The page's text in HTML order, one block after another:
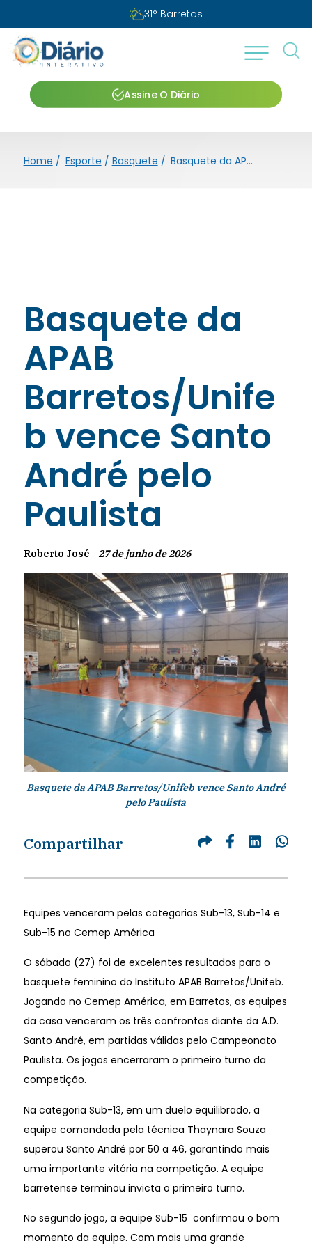
31°Barretos
Assine O Diário
Home / Esporte / Basquete / Basquete da APAB Barretos/Unifeb vence Santo André pelo Paulista
Basquete da
APAB
Barretos/Unife
b vence Santo
André pelo
Paulista
Roberto José - 27 de junho de 2026
Basquete da APAB Barretos/Unifeb vence Santo André
pelo Paulista
Compartilhar
Equipes venceram pelas categorias Sub-13, Sub-14 e
Sub-15 no Cemep América
O sábado (27) foi de excelentes resultados para o
basquete feminino do Instituto APAB Barretos/Unifeb.
Jogando no Cemep América, em Barretos, as equipes
da casa venceram os três confrontos diante da A.D.
Santo André, em partidas válidas pelo Campeonato
Paulista. Os jogos encerraram o primeiro turno da
competição.
Na categoria Sub-13, em um duelo equilibrado, a
equipe comandada pela técnica Thaynara Souza
superou Santo André por 50 a 46, garantindo mais
uma importante vitória na competição. A equipe
barretense terminou invicta o primeiro turno.
No segundo jogo, a equipe Sub-15 confirmou o bom
momento da equipe. Com mais uma grande